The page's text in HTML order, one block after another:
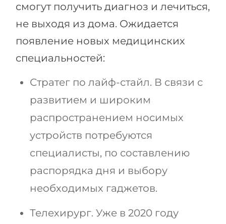
смогут получить диагноз и лечиться,
не выходя из дома. Ожидается
появление новых медицинских
специальностей:
Стратег по лайф-стайл. В связи с
развитием и широким
распространением носимых
устройств потребуются
специалисты, по составлению
распорядка дня и выбору
необходимых гаджетов.
Телехирург. Уже в 2020 году